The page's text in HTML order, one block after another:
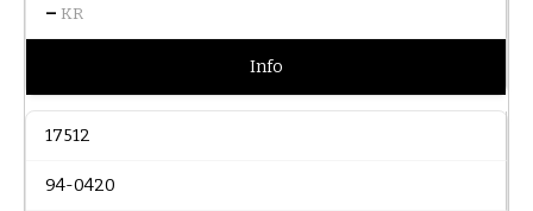
– KR
Info
17512
94-0420